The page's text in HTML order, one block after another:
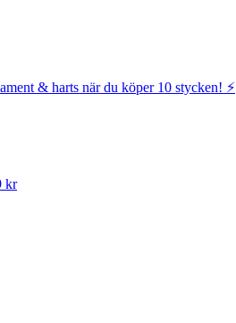
& harts när du köper 10 stycken! ⚡️
kr